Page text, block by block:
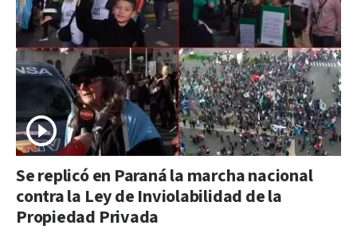
Se replicó en Paraná la marcha nacional
contra la Ley de Inviolabilidad de la
Propiedad Privada